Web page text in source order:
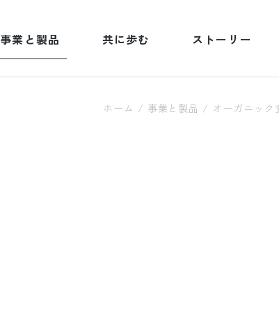
事業と製品 共に歩む ストーリー
ホーム / 事業と製品 / オーガニック